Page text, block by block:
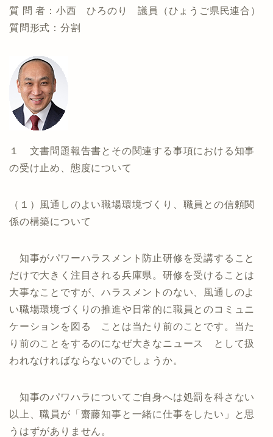
質 問 者：小西 ひろのり 議員（ひょうご県民連合）
質問形式：分割
１ 文書問題報告書とその関連する事項における知事
の受け止め、態度について
（１）風通しのよい職場環境づくり、職員との信頼関
係の構築について
知事がパワーハラスメント防止研修を受講すること
だけで大きく注目される兵庫県。研修を受けることは
大事なことですが、ハラスメントのない、風通しのよ
い職場環境づくりの推進や日常的に職員とのコミュニ
ケーションを図る ことは当たり前のことです。当た
り前のことをするのになぜ大きなニュース として扱
われなければならないのでしょうか。
知事のパワハラについてご自身へは処罰を科さない
以上、職員が「齋藤知事と一緒に仕事をしたい」と思
うはずがありません。